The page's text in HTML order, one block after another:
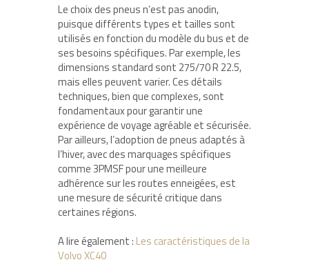
Le choix des pneus n’est pas anodin,
puisque différents types et tailles sont
utilisés en fonction du modèle du bus et de
ses besoins spécifiques. Par exemple, les
dimensions standard sont 275/70 R 22.5,
mais elles peuvent varier. Ces détails
techniques, bien que complexes, sont
fondamentaux pour garantir une
expérience de voyage agréable et sécurisée.
Par ailleurs, l’adoption de pneus adaptés à
l’hiver, avec des marquages spécifiques
comme 3PMSF pour une meilleure
adhérence sur les routes enneigées, est
une mesure de sécurité critique dans
certaines régions.
A lire également : Les caractéristiques de la
Volvo XC40